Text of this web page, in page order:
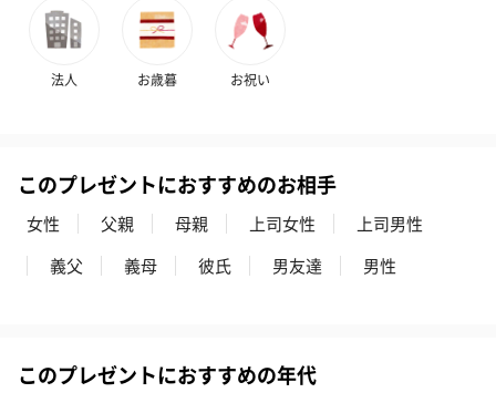
法人 お歳暮 お祝い
このプレゼントにおすすめのお相手
女性 父親 母親 上司女性
上司男性
義父
義母 彼氏 男友達 男性
このプレゼントにおすすめの年代